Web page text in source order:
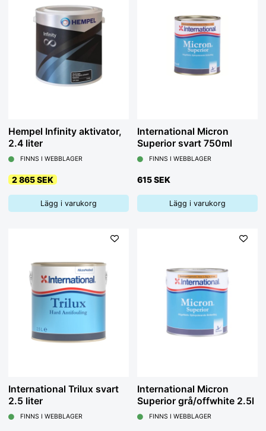
osmos (plastpest).
Råd 4:Planera ditt arbete - alla färgleverantörer har
instruktionsböcker och enkla planer för hur du ska lyckas med
din bottenmålning.
Lycka till med din målning - fråga gärna en gång extra om du
behöver fler råd, välkommen!
Hempel Infinity aktivator,
2.4 liter
FINNS I WEBBLAGER
2 865 SEK
Lägg i varukorg
International Micron
Superior svart 750ml
FINNS I WEBBLAGER
615 SEK
Lägg i varukorg
International Trilux svart
2.5 liter
FINNS I WEBBLAGER
International Micron
Superior grå/offwhite 2.5l
FINNS I WEBBLAGER